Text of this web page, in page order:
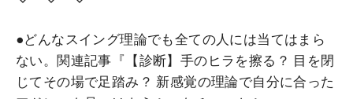
●どんなスイング理論でも全ての人には当てはまら
ない。関連記事『【診断】手のヒラを擦る？ 目を閉
じてその場で足踏み？ 新感覚の理論で自分に合った